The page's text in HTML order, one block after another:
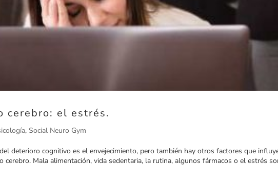
cerebro: el estrés.
, Social Neuro Gym
deterioro cognitivo es el envejecimiento, pero también hay otros factores que
cerebro. Mala alimentación, vida sedentaria, la rutina, algunos fármacos o el estrés